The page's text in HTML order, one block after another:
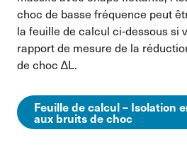
choc de basse fréquence peut
la feuille de calcul ci-dessous si
rapport de mesure de la
de choc ∆L.
Feuille de calcul – Isolation
aux bruits de choc